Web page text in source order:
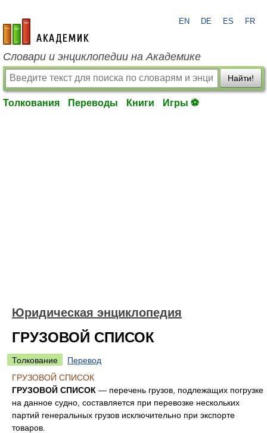
academic.ru
EN DE ES FR
Словари и энциклопедии на Академике
Найти!
Толкования Переводы Книги Игры ⚽
Юридическая энциклопедия
ГРУЗОВОЙ СПИСОК
Толкование
Перевод
ГРУЗОВОЙ СПИСОК
ГРУЗОВОЙ СПИСОК — перечень грузов, подлежащих погрузке
на данное судно, составляется при перевозке нескольких
партий генеральных грузов исключительно при экспорте
товаров.